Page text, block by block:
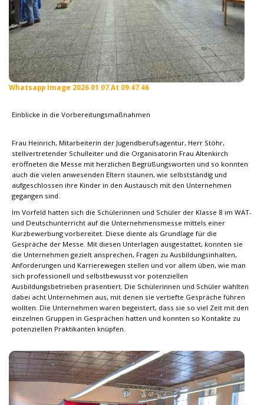
Whatsapp Image 2026 01 07 At 09.47.46
Einblicke in die Vorbereitungsmaßnahmen
Frau Heinrich, Mitarbeiterin der Jugendberufsagentur, Herr Stöhr,
stellvertretender Schulleiter und die Organisatorin Frau Altenkirch
eröffneten die Messe mit herzlichen Begrüßungsworten und so konnten
auch die vielen anwesenden Eltern staunen, wie selbstständig und
aufgeschlossen ihre Kinder in den Austausch mit den Unternehmen
gegangen sind.
Im Vorfeld hatten sich die Schülerinnen und Schüler der Klasse 8 im WAT-
und Deutschunterricht auf die Unternehmensmesse mittels einer
Kurzbewerbung vorbereitet. Diese diente als Grundlage für die
Gespräche der Messe. Mit diesen Unterlagen ausgestattet, konnten sie
die Unternehmen gezielt ansprechen, Fragen zu Ausbildungsinhalten,
Anforderungen und Karrierewegen stellen und vor allem üben, wie man
sich professionell und selbstbewusst vor potenziellen
Ausbildungsbetrieben präsentiert. Die Schülerinnen und Schüler wählten
dabei acht Unternehmen aus, mit denen sie vertiefte Gespräche führen
wollten. Die Unternehmen waren begeistert, dass sie so viel Zeit mit den
einzelnen Gruppen in Gesprächen hatten und konnten so Kontakte zu
potenziellen Praktikanten knüpfen.